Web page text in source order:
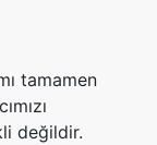
tamamen
değildir.